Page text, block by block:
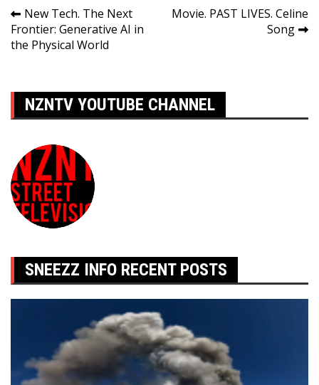
Navigation
de
New Tech. The Next
Frontier: Generative AI in
the Physical World
Movie. PAST LIVES. Celine
Song
NZNTV YOUTUBE CHANNEL
SNEEZZ INFO RECENT POSTS